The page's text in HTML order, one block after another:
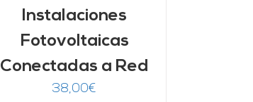
Instalaciones
Fotovoltaicas
Conectadas a Red
38,00€